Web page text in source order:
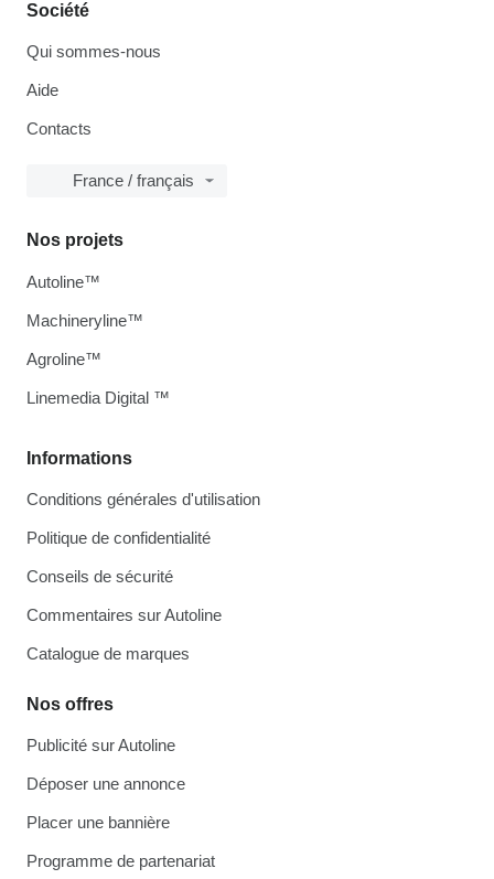
Société
Qui sommes-nous
Aide
Contacts
France / français
Informations
Conditions générales d'utilisation
Politique de confidentialité
Conseils de sécurité
Commentaires sur Autoline
Catalogue de marques
Nos offres
Publicité sur Autoline
Déposer une annonce
Placer une bannière
Programme de partenariat
Nos projets
Autoline™
Machineryline™
Agroline™
Linemedia Digital ™